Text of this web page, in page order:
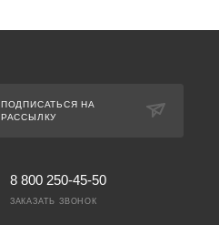
ПОДПИСАТЬСЯ НА
РАССЫЛКУ
8 800 250-45-50
ЗАКАЗАТЬ ЗВОНОК